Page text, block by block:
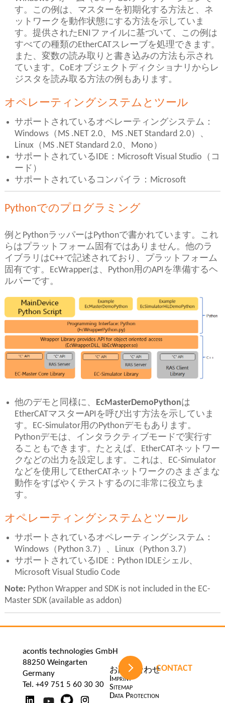
CONTACT
す。この例は、マスターを初期化する方法と、ネ
ットワークを動作状態にする方法を示していま
す。提供されたENIファイルに基づいて、この例は
すべての種類のEtherCATスレーブを処理できます。
また、変数の読み取りと書き込みの方法も示され
ています。CoEオブジェクトディクショナリからレ
ジスタを読み取る方法の例もあります。
オペレーティングシステムとツール
サポートされているオペレーティングシステム：
Windows（MS .NET 2.0、MS .NET Standard 2.0）、
Linux（MS .NET Standard 2.0、Mono）
サポートされているIDE：Microsoft Visual Studio（コ
ード）
サポートされているコンパイラ：Microsoft
Pythonでのプログラミング
例とPythonラッパーはPythonで書かれています。
これ
らはプラットフォーム固有ではありません。他のラ
イブラリはC++で記述されており、プラットフォーム
固有です。EcWrapperは、Python用のAPIを準備するヘ
ルパーです。
他のデモと同様に、 EcMasterDemoPythonは
EtherCATマスターAPIを呼び出す方法を示していま
す。EC-Simulator用のPythonデモもあります。
Pythonデモは、インタラクティブモードで実行す
ることもできます。たとえば、EtherCATネットワー
クなどの出力を設定します。これは、EC-Simulator
などを使用してEtherCATネットワークのさまざまな
動作をすばやくテストするのに非常に役立ちま
す。
オペレーティングシステムとツール
サポートされているオペレーティングシステム：
Windows（Python 3.7）、Linux（Python 3.7）
サポートされているIDE：Python IDLEシェル、
Microsoft Visual Studio Code
Note: Python Wrapper and SDK is not included in the EC-
Master SDK (available as addon)
ナ
ビ
ゲ
ー
お問い合わせ
Imprint
Sitemap
Data Protection
acontis technologies GmbH
88250 Weingarten
Germany
Tel. +49 751 5 60 30 30